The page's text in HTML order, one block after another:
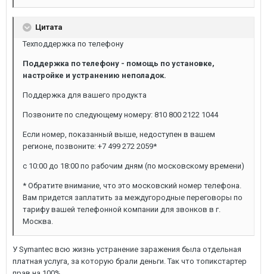
Цитата
Техподдержка по телефону
Поддержка по телефону - помощь по установке,
настройке и устранению неполадок.
Поддержка для вашего продукта
Позвоните по следующему номеру: 810 800 2122 1044
Если номер, показанный выше, недоступен в вашем
регионе, позвоните: +7 499 272 2059*
с 10:00 до 18:00 по рабочим дням (по московскому времени)
* Обратите внимание, что это московский номер телефона.
Вам придется заплатить за междугородные переговоры по
тарифу вашей телефонной компании для звонков в г.
Москва.
У Symantec всю жизнь устранение заражения была отдельная
платная услуга, за которую брали деньги. Так что топикстартер